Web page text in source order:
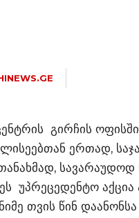
გირჩის ოფისში
ერთად,
უპრეცედენტო აქცია
თვის წინ